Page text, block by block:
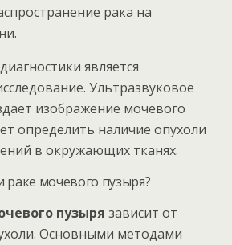
рака на
является
Ультразвуковое
изображение мочевого
определить наличие опухоли
в окружающих тканях.
раке мочевого пузыря?
пузыря зависит от
Основными методами